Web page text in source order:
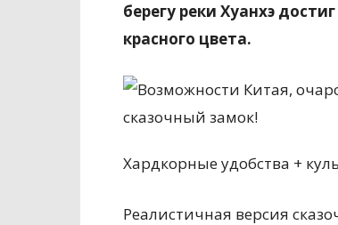
берегу реки Хуанхэ
красного цвета.
Хардкорные удобства +
Реалистичная версия